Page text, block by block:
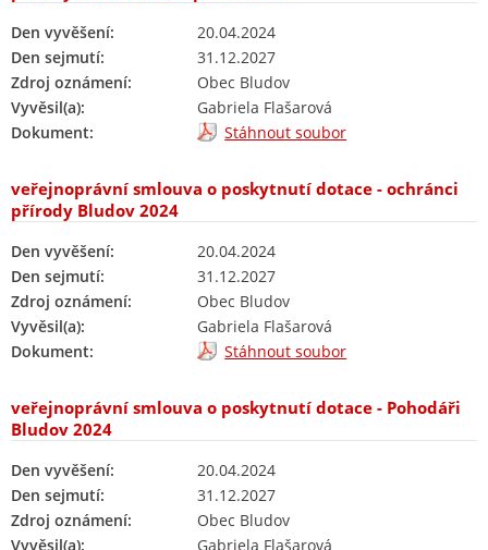
Den vyvěšení:
20.04.2024
Den sejmutí:
31.12.2027
Zdroj oznámení:
Obec Bludov
Vyvěsil(a):
Gabriela Flašarová
Dokument:
Stáhnout soubor
veřejnoprávní smlouva o poskytnutí dotace - ochránci
přírody Bludov 2024
Den vyvěšení:
20.04.2024
Den sejmutí:
31.12.2027
Zdroj oznámení:
Obec Bludov
Vyvěsil(a):
Gabriela Flašarová
Dokument:
Stáhnout soubor
veřejnoprávní smlouva o poskytnutí dotace - Pohodáři
Bludov 2024
Den vyvěšení:
20.04.2024
Den sejmutí:
31.12.2027
Zdroj oznámení:
Obec Bludov
Vyvěsil(a):
Gabriela Flašarová